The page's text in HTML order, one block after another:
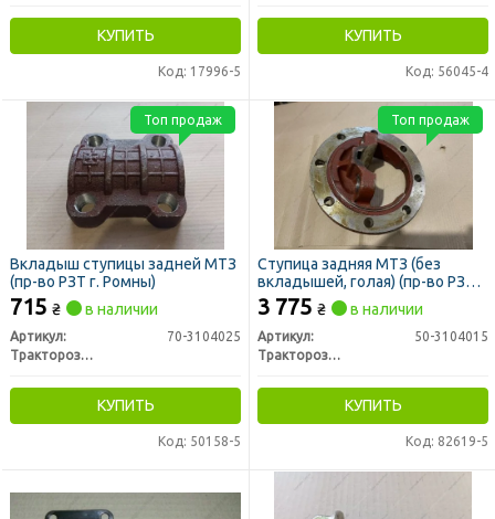
КУПИТЬ
Код: 17996-5
КУПИТЬ
Код: 56045-4
Вкладыш ступицы задней МТЗ
(пр-во РЗТ г. Ромны)
715 ₴ в наличии
Артикул:
70-3104025
Тракторозапчасть г. Ромны
КУПИТЬ
Код: 50158-5
Топ продаж
Ступица задняя МТЗ (без
вкладышей, голая) (пр-во РЗТ г.
Ромны)
3 775 ₴ в наличии
Артикул:
50-3104015
Тракторозапчасть г. Ромны
КУПИТЬ
Код: 82619-5
Топ продаж